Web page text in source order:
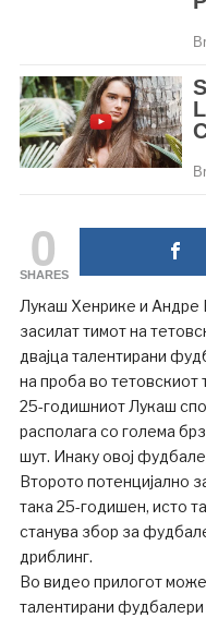
0
SHARES
Лукаш Хенрике и Андре
засилат тимот на
двајца талентирани
на проба во тетовскиот
25-годишниот Лукаш
располага со голема
шут. Инаку овој
Второто потенцијално
така 25-годишен, исто
станува збор за
дриблинг.
Во видео прилогот
талентирани фудбалери